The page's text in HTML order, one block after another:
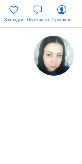
Закладки Переписка Профиль